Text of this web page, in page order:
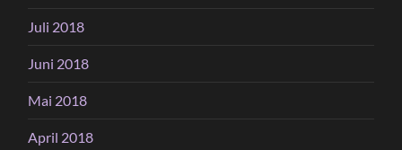
Juli 2018
Juni 2018
Mai 2018
April 2018